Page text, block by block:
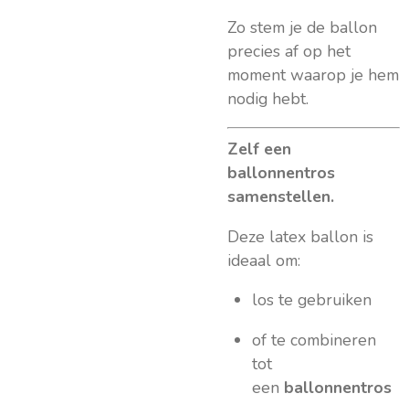
Zo stem je de ballon
precies af op het
moment waarop je hem
nodig hebt.
Zelf een
ballonnentros
samenstellen.
Deze latex ballon is
ideaal om:
los te gebruiken
of te combineren
tot
een ballonnentros